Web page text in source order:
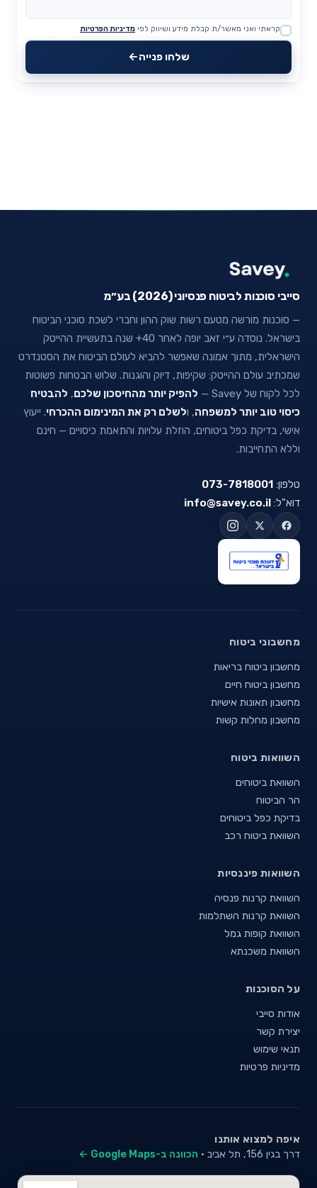
Website
קראתי ואני מאשר/ת קבלת מידע ושיווק לפי מדיניות הפרטיות
שלחו פנייה
סייבי סוכנות לביטוח פנסיוני (2026) בע״מ
— סוכנות מורשה מטעם רשות שוק ההון וחברי לשכת סוכני הביטוח
בישראל. נוסדה ע״י זאב יופה לאחר 40+ שנה בתעשיית ההייטק
הישראלית, מתוך אמונה שאפשר להביא לעולם הביטוח את הסטנדרט
שמכתיב עולם ההייטק: שקיפות, דיוק והוגנות. שלוש הבטחות פשוטות
לכל לקוח של Savey —
להפיק יותר מהחיסכון שלכם, להבטיח
כיסוי טוב יותר למשפחה, ולשלם רק את המינימום ההכרחי. ייעוץ
אישי, בדיקת כפל ביטוחים, הוזלת עלויות והתאמת כיסויים — חינם
וללא התחייבות.
טלפון: 073-7818001
דוא"ל: info@savey.co.il
מחשבוני ביטוח
מחשבון ביטוח בריאות
מחשבון ביטוח חיים
מחשבון תאונות אישיות
מחשבון מחלות קשות
השוואות ביטוח
השוואת ביטוחים
הר הביטוח
בדיקת כפל ביטוחים
השוואת ביטוח רכב
השוואות פיננסיות
השוואת קרנות פנסיה
השוואת קרנות השתלמות
השוואת קופות גמל
השוואת משכנתא
על הסוכנות
אודות סייבי
יצירת קשר
תנאי שימוש
מדיניות פרטיות
איפה למצוא אותנו
דרך בגין 156, תל אביב · הכוונה ב-Google Maps ←